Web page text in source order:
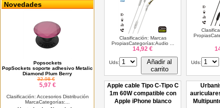
Novedades
Popsockets
PopSockets soporte adhesivo Metalic
Diamond Plum Berry
32,98 €
5,97 €
Clasificación: Accesorios Distribución
MarcaCategorías:...
Clasificación: Marcas
PropiasCategorías:Audio ...
14,92 €
Uds:
Añadir al
carrito
Uds:
Apple cable Tipo C-Tipo C
1m 60W compatible con
Apple iPhone blanco